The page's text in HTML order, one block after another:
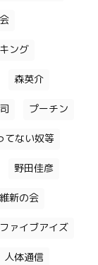
ング
森英介
プーチン
てない奴等
野田佳彦
維新の会
ファイブアイズ
人体通信